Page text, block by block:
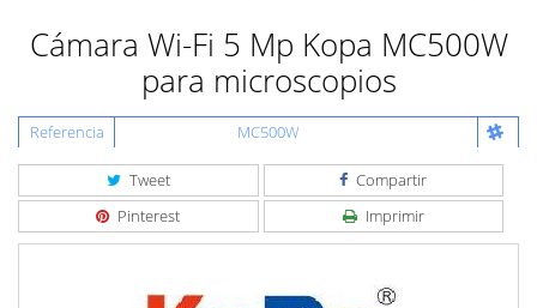
Cámara Wi-Fi 5 Mp Kopa MC500W
para microscopios
Referencia MC500W
Tweet
Compartir
Pinterest
Imprimir